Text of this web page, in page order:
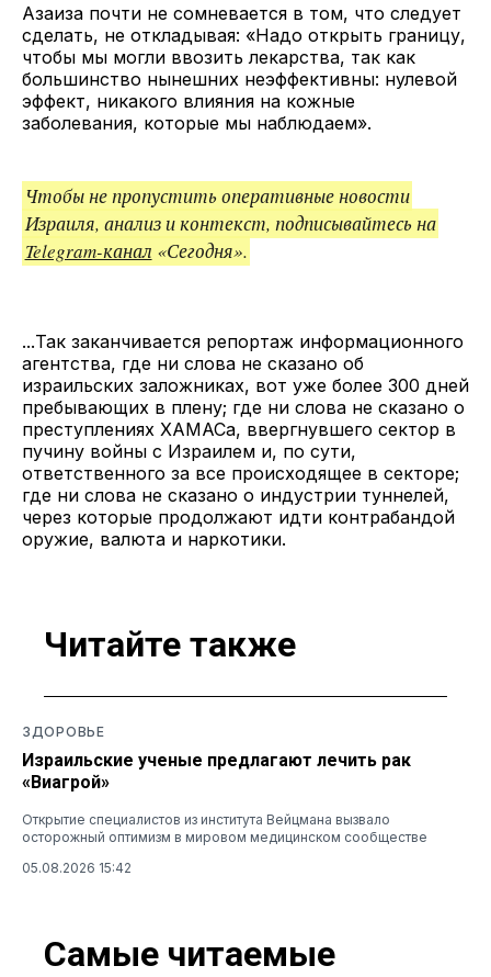
Азаиза почти не сомневается в том, что следует
сделать, не откладывая: «Надо открыть границу,
чтобы мы могли ввозить лекарства, так как
большинство нынешних неэффективны: нулевой
эффект, никакого влияния на кожные
заболевания, которые мы наблюдаем».
Чтобы не пропустить оперативные новости
Израиля, анализ и контекст, подписывайтесь на
Telegram-канал «Сегодня».
...Так заканчивается репортаж информационного
агентства, где ни слова не сказано об
израильских заложниках, вот уже более 300 дней
пребывающих в плену; где ни слова не сказано о
преступлениях ХАМАСа, ввергнувшего сектор в
пучину войны с Израилем и, по сути,
ответственного за все происходящее в секторе;
где ни слова не сказано о индустрии туннелей,
через которые продолжают идти контрабандой
оружие, валюта и наркотики.
Читайте также
ЗДОРОВЬЕ
Израильские ученые предлагают лечить рак
«Виагрой»
Открытие специалистов из института Вейцмана вызвало
осторожный оптимизм в мировом медицинском сообществе
05.08.2026 15:42
Самые читаемые